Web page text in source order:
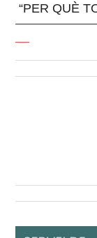
“PER QUÈ